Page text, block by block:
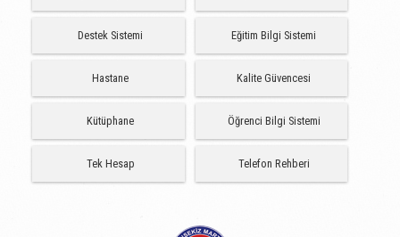
Destek Sistemi Eğitim Bilgi Sistemi
Hastane Kalite Güvencesi
Kütüphane Öğrenci Bilgi Sistemi
Tek Hesap Telefon Rehberi